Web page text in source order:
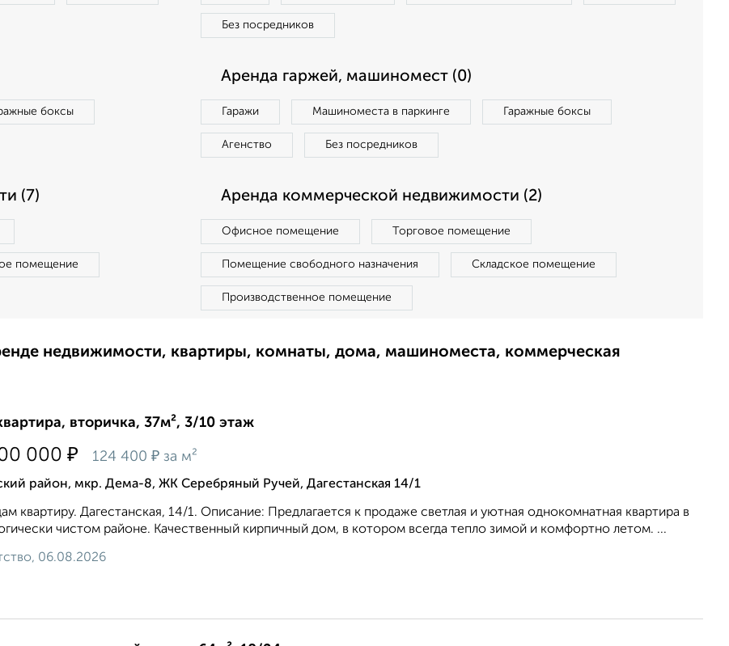
Без посредников
боксы
Аренда гаржей, машиномест (0)
Гаражи Машиноместа в паркинге Гаражные боксы
Агенство Без посредников
(7)
помещение
Аренда коммерческой недвижимости (2)
Офисное помещение Торговое помещение
Помещение свободного назначения Складское помещение
Производственное помещение
недвижимости, квартиры, комнаты, дома, машиноместа, коммерческая
вторичка, 37м², 3/10 этаж
000 ₽ 124 400 ₽ за м²
район, мкр. Дема-8, ЖК Серебряный Ручей, Дагестанская 14/1
квартиру. Дагестанская, 14/1. Описание: Предлагается к продаже светлая и уютная однокомнатная квартира в
чистом районе. Качественный кирпичный дом, в котором всегда тепло зимой и комфортно летом. ...
06.08.2026